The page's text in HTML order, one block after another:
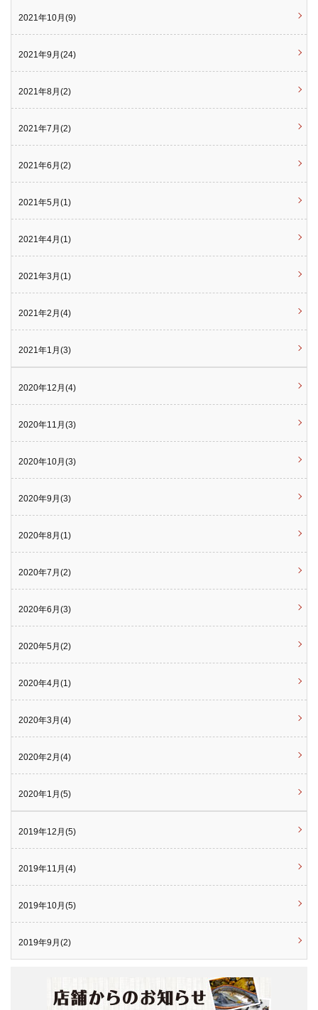
2021年10月(9)
2021年9月(24)
2021年8月(2)
2021年7月(2)
2021年6月(2)
2021年5月(1)
2021年4月(1)
2021年3月(1)
2021年2月(4)
2021年1月(3)
2020年12月(4)
2020年11月(3)
2020年10月(3)
2020年9月(3)
2020年8月(1)
2020年7月(2)
2020年6月(3)
2020年5月(2)
2020年4月(1)
2020年3月(4)
2020年2月(4)
2020年1月(5)
2019年12月(5)
2019年11月(4)
2019年10月(5)
2019年9月(2)